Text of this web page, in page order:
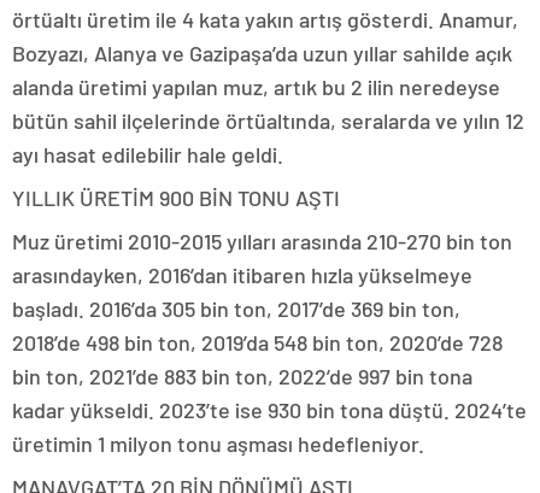
örtüaltı üretim ile 4 kata yakın artış gösterdi. Anamur,
Bozyazı, Alanya ve Gazipaşa’da uzun yıllar sahilde açık
alanda üretimi yapılan muz, artık bu 2 ilin neredeyse
bütün sahil ilçelerinde örtüaltında, seralarda ve yılın 12
ayı hasat edilebilir hale geldi.
YILLIK ÜRETİM 900 BİN TONU AŞTI
Muz üretimi 2010-2015 yılları arasında 210-270 bin ton
arasındayken, 2016’dan itibaren hızla yükselmeye
başladı. 2016’da 305 bin ton, 2017’de 369 bin ton,
2018’de 498 bin ton, 2019’da 548 bin ton, 2020’de 728
bin ton, 2021’de 883 bin ton, 2022’de 997 bin tona
kadar yükseldi. 2023’te ise 930 bin tona düştü. 2024’te
üretimin 1 milyon tonu aşması hedefleniyor.
MANAVGAT’TA 20 BİN DÖNÜMÜ AŞTI